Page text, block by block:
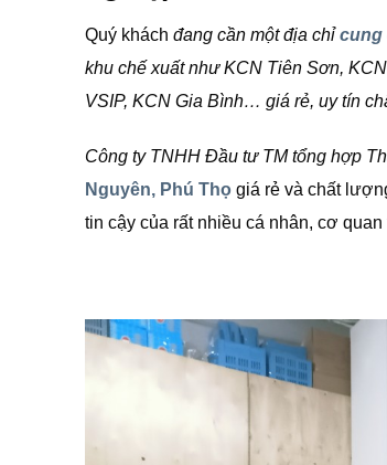
Quý khách đang cần một địa chỉcung
khu chế xuất như KCN Tiên Sơn,
VSIP, KCN Gia Bình… giá rẻ, uy tín
Công ty TNHH Đầu tư TM tổng hợp
Nguyên, Phú Thọ giá rẻ và chất
tin cậy của rất nhiều cá nhân, cơ quan